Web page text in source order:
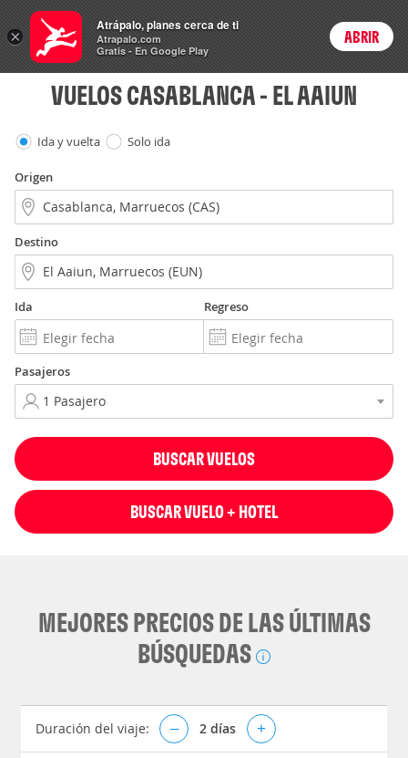
Vuelos Login
VUELOS CASABLANCA - EL AAIUN
Ida y vuelta Solo ida
Origen
Destino
Ida Regreso
Pasajeros
BUSCAR VUELOS
BUSCAR VUELO + HOTEL
MEJORES PRECIOS DE LAS ÚLTIMAS
BÚSQUEDAS
Duración del viaje: – 2 días +
×
Atrápalo, planes cerca de ti
Atrapalo.com
Gratis - En Google Play
ABRIR